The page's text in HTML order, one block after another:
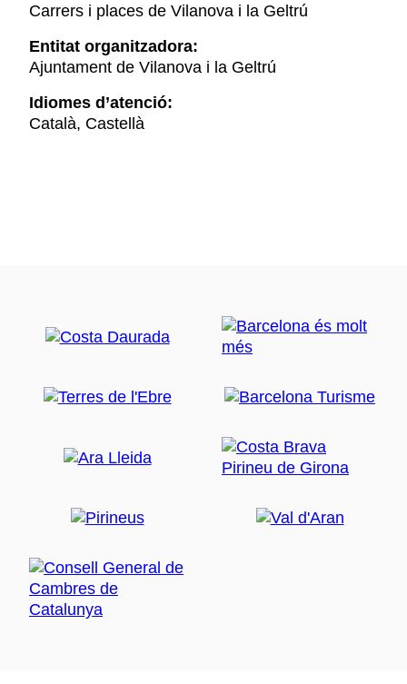
Carrers i places de Vilanova i la Geltrú
Entitat organitzadora:
Ajuntament de Vilanova i la Geltrú
Idiomes d’atenció:
Català, Castellà